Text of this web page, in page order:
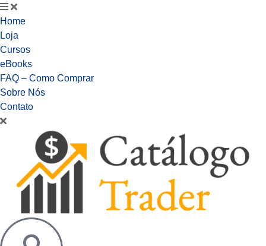
Home
Loja
Cursos
eBooks
FAQ – Como Comprar
Sobre Nós
Contato